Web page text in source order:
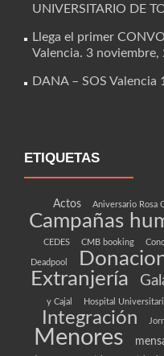
UNIVERSITARIO DE
Llega el primer
Valencia. 3 noviembre,
DANA – SOS Valencia
ETIQUETAS
Actos Aniversario Rosa
Campañas
CEDES
CMB booking
Deadpool
Extranjería
y Cajal Hospital
Integración
Menores